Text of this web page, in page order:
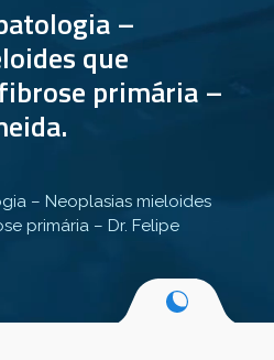
–
que
primária –
– Neoplasias mieloides
primária – Dr. Felipe